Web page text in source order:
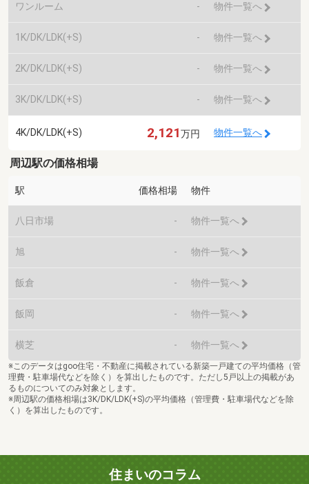
ワンルーム - 物件一覧へ
1K/DK/LDK(+S) - 物件一覧へ
2K/DK/LDK(+S) - 物件一覧へ
3K/DK/LDK(+S) - 物件一覧へ
4K/DK/LDK(+S) 2,121万円 物件一覧へ
周辺駅の価格相場
駅 価格相場 物件
八日市場 - 物件一覧へ
旭 - 物件一覧へ
飯倉 - 物件一覧へ
飯岡 - 物件一覧へ
横芝 - 物件一覧へ
※このデータはgoo住宅・不動産に掲載されている新築一戸建ての平均価格（管
理費・駐車場代などを除く）を算出したものです。ただし5戸以上の掲載があ
るものについてのみ対象とします。
※周辺駅の価格相場は3K/DK/LDK(+S)の平均価格（管理費・駐車場代などを除
く）を算出したものです。
住まいのコラム